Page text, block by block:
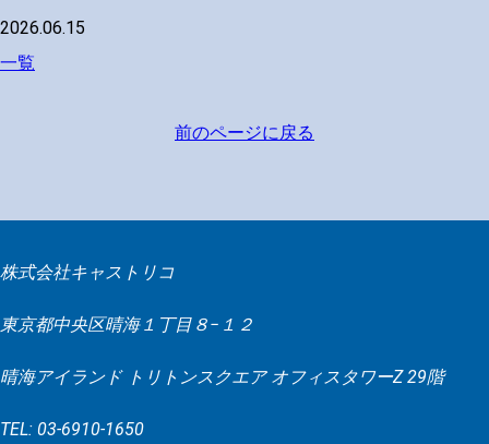
2026.06.15
一覧
前のページに戻る
株式会社キャストリコ
東京都中央区晴海１丁目８−１２
晴海アイランド トリトンスクエア オフィスタワーZ 29階
TEL: 03-6910-1650